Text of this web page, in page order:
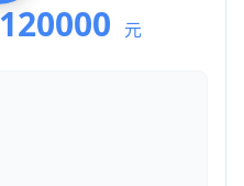
120000 元